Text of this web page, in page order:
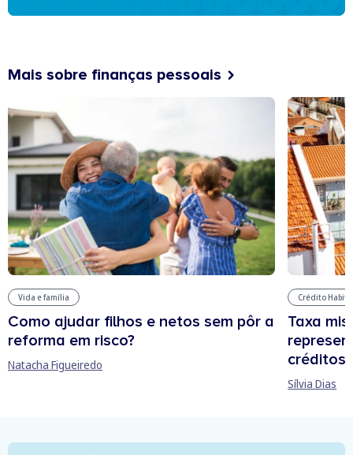
Mais sobre finanças pessoais
Vida e família
Como ajudar filhos e netos sem pôr a
reforma em risco?
Natacha Figueiredo
Crédito
Taxa
créditos
Sílvia Dias